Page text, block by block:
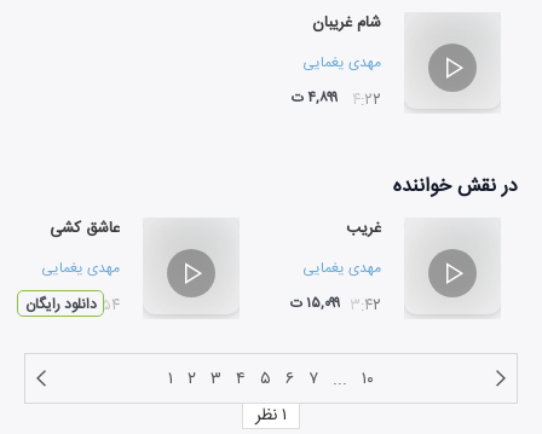
شام غریبان
مهدی یغمایی
۰۴:۲۲ ۴,۸۹۹ ت
در نقشخواننده
غریب
مهدی یغمایی
۰۳:۴۲ ۱۵,۰۹۹ ت
عاشق کشی
مهدی یغمایی
۰۳:۵۴دانلود رایگان
۱ ۲ ۳ ۴ ۵ ۶ ۷ ... ۱۰
۱نظر